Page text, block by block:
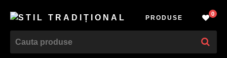
PRODUSE
0